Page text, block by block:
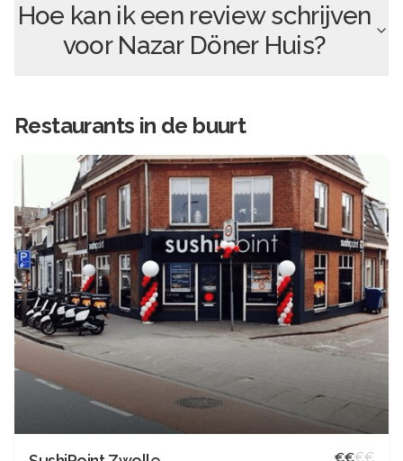
Hoe kan ik een review schrijven
voor Nazar Döner Huis?
Restaurants in de buurt
€€€€